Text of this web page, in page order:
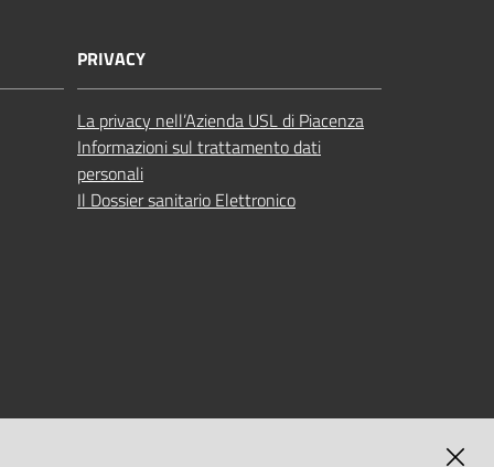
PRIVACY
La privacy nell’Azienda USL di Piacenza
Informazioni sul trattamento dati
personali
Il Dossier sanitario Elettronico